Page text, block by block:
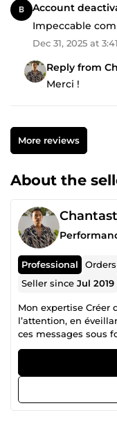
Account
Impeccable
Dec 31, 2025 at
Reply from
Merci !
More reviews
About the
Professional
Seller sinceJul 2019
Mon expertise Créer
l’attention, en
ces messages sous
que je vous propose
design -Spot
vidéo professionnel
Contenu vidéo pour
TikTok…) Mon